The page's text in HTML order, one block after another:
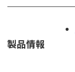
製品情報